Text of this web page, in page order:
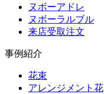
ヌボーアドレ
ヌボーラルブル
来店受取注文
事例紹介
花束
アレンジメント花